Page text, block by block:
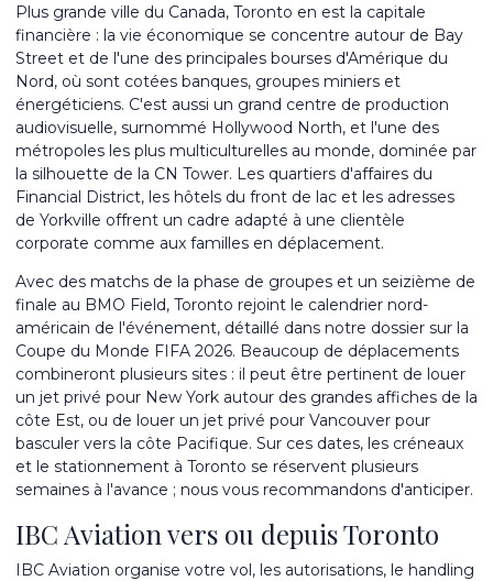
Plus grande ville du Canada, Toronto en est la capitale
financière : la vie économique se concentre autour de Bay
Street et de l'une des principales bourses d'Amérique du
Nord, où sont cotées banques, groupes miniers et
énergéticiens. C'est aussi un grand centre de production
audiovisuelle, surnommé Hollywood North, et l'une des
métropoles les plus multiculturelles au monde, dominée par
la silhouette de la CN Tower. Les quartiers d'affaires du
Financial District, les hôtels du front de lac et les adresses
de Yorkville offrent un cadre adapté à une clientèle
corporate comme aux familles en déplacement.
Avec des matchs de la phase de groupes et un seizième de
finale au BMO Field, Toronto rejoint le calendrier nord-
américain de l'événement, détaillé dans notre dossier sur la
Coupe du Monde FIFA 2026. Beaucoup de déplacements
combineront plusieurs sites : il peut être pertinent de louer
un jet privé pour New York autour des grandes affiches de la
côte Est, ou de louer un jet privé pour Vancouver pour
basculer vers la côte Pacifique. Sur ces dates, les créneaux
et le stationnement à Toronto se réservent plusieurs
semaines à l'avance ; nous vous recommandons d'anticiper.
IBC Aviation vers ou depuis Toronto
IBC Aviation organise votre vol, les autorisations, le handling